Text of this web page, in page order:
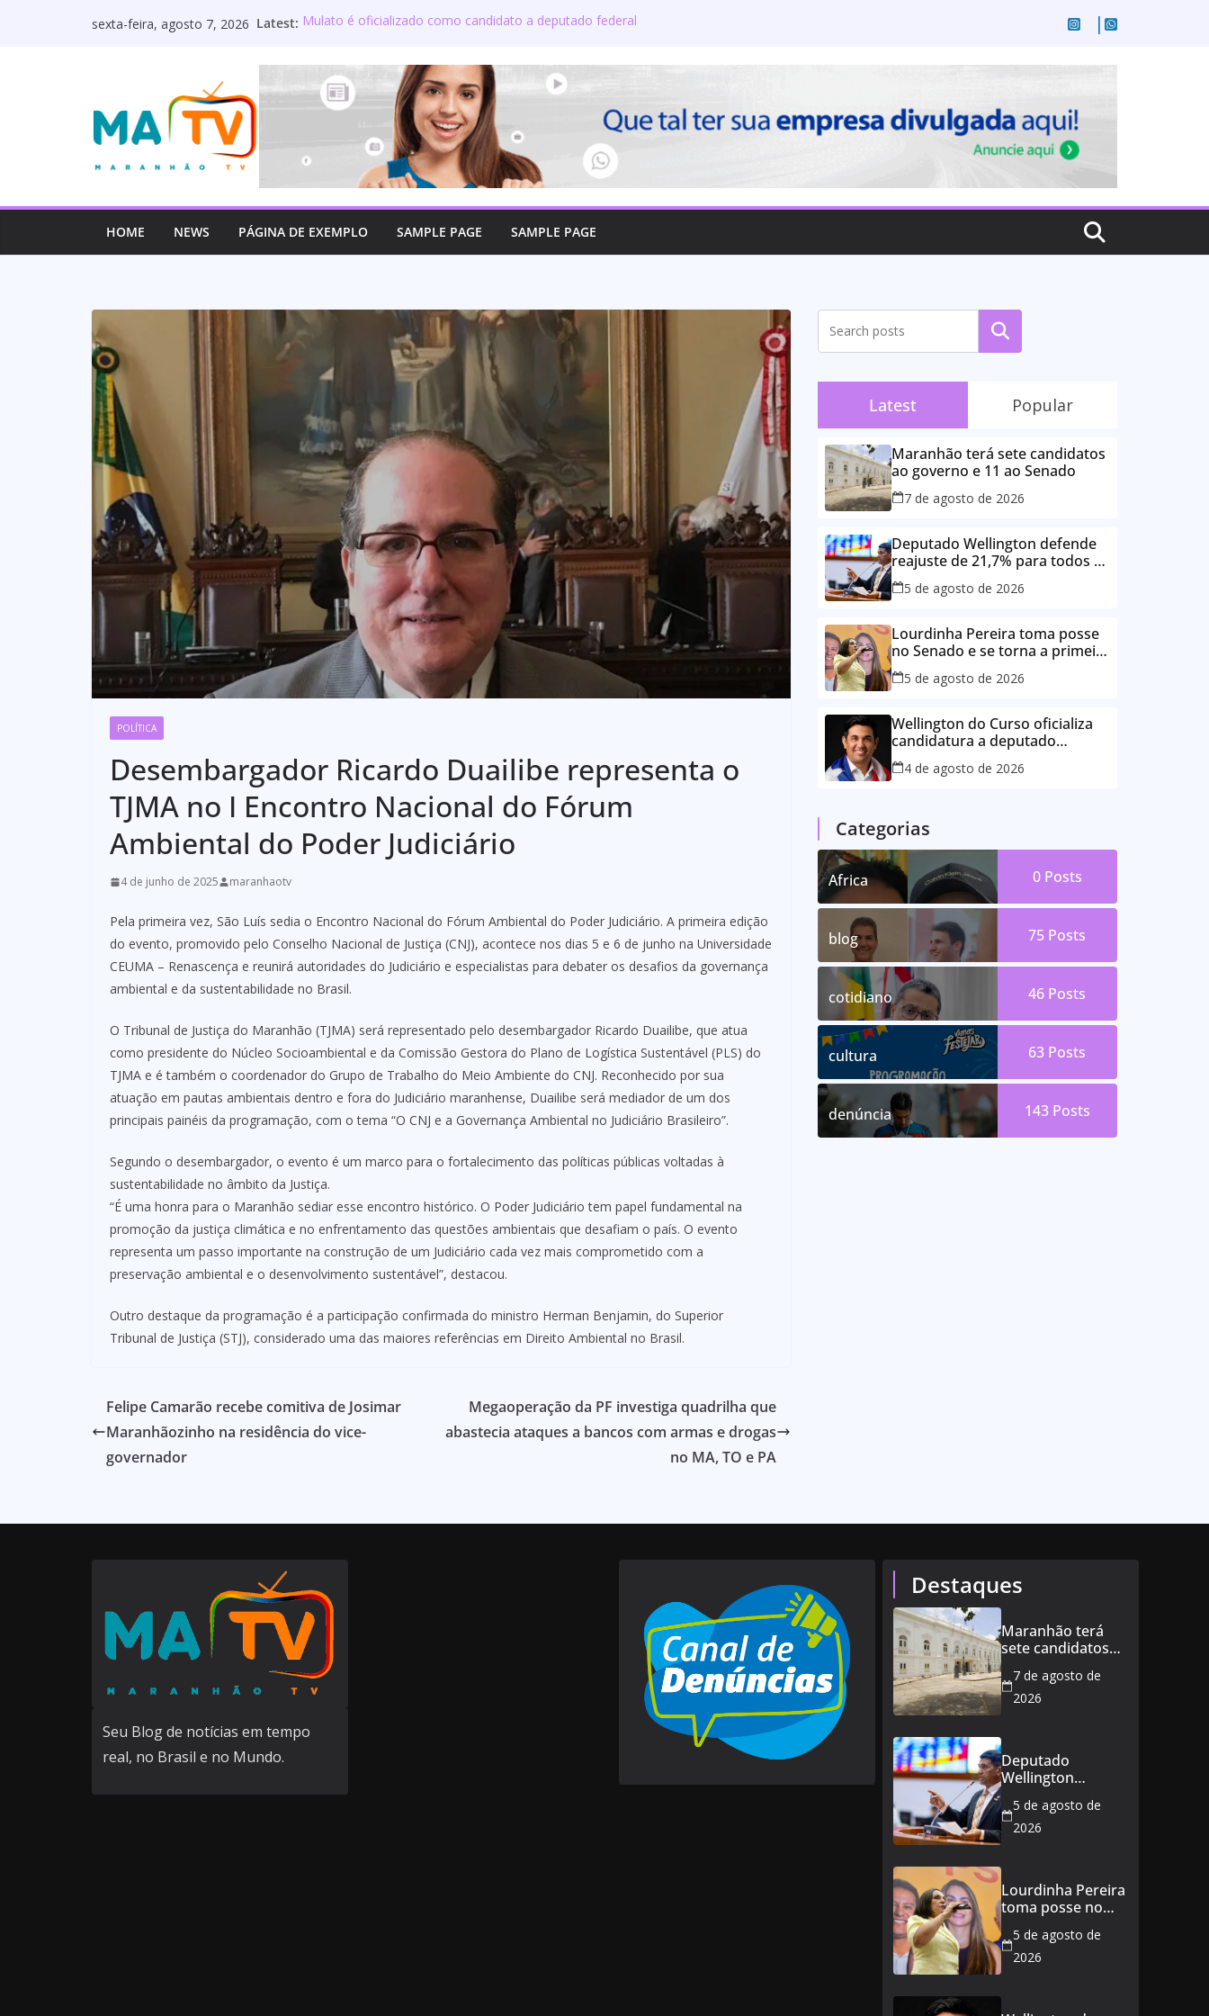
sexta-feira, agosto 7, 2026 Latest: Mulato é oficializado como candidato a deputado federal
os servidores públicos e aposentados do Maranhão
Lourdinha Pereira toma posse no Senado e se torna a
primeira senadora de Coroatá
Wellington do Curso oficializa candidatura a deputado
estadual e reafirma compromisso com o povo do Maranhão
HOME NEWS PÁGINA DE EXEMPLO SAMPLE PAGE SAMPLE PAGE
POLÍTICA
Desembargador Ricardo Duailibe representa o
TJMA no I Encontro Nacional do Fórum
Ambiental do Poder Judiciário
4 de junho de 2025 maranhaotv
Pela primeira vez, São Luís sedia o Encontro Nacional do Fórum Ambiental do Poder Judiciário. A primeira edição
do evento, promovido pelo Conselho Nacional de Justiça (CNJ), acontece nos dias 5 e 6 de junho na Universidade
CEUMA – Renascença e reunirá autoridades do Judiciário e especialistas para debater os desafios da governança
ambiental e da sustentabilidade no Brasil.
O Tribunal de Justiça do Maranhão (TJMA) será representado pelo desembargador Ricardo Duailibe, que atua
como presidente do Núcleo Socioambiental e da Comissão Gestora do Plano de Logística Sustentável (PLS) do
TJMA e é também o coordenador do Grupo de Trabalho do Meio Ambiente do CNJ. Reconhecido por sua
atuação em pautas ambientais dentro e fora do Judiciário maranhense, Duailibe será mediador de um dos
principais painéis da programação, com o tema “O CNJ e a Governança Ambiental no Judiciário Brasileiro”.
Segundo o desembargador, o evento é um marco para o fortalecimento das políticas públicas voltadas à
sustentabilidade no âmbito da Justiça.
“É uma honra para o Maranhão sediar esse encontro histórico. O Poder Judiciário tem papel fundamental na
promoção da justiça climática e no enfrentamento das questões ambientais que desafiam o país. O evento
representa um passo importante na construção de um Judiciário cada vez mais comprometido com a
preservação ambiental e o desenvolvimento sustentável”, destacou.
Outro destaque da programação é a participação confirmada do ministro Herman Benjamin, do Superior
Tribunal de Justiça (STJ), considerado uma das maiores referências em Direito Ambiental no Brasil.
Felipe Camarão recebe comitiva de Josimar
Maranhãozinho na residência do vice-
governador
Megaoperação da PF investiga quadrilha que
abastecia ataques a bancos com armas e drogas
no MA, TO e PA
Pesquisar
Latest Popular
Maranhão terá sete candidatos
ao governo e 11 ao Senado
7 de agosto de 2026
Deputado Wellington defende
reajuste de 21,7% para todos os
servidores públicos e
aposentados do Maranhão
5 de agosto de 2026
Lourdinha Pereira toma posse
no Senado e se torna a primeira
senadora de Coroatá
5 de agosto de 2026
Wellington do Curso oficializa
candidatura a deputado
estadual e reafirma
compromisso com o povo do
4 de agosto de 2026
Categorias
Africa 0 Posts
blog 75 Posts
cotidiano 46 Posts
cultura 63 Posts
denúncia 143 Posts
Seu Blog de notícias em tempo
real, no Brasil e no Mundo.
Destaques
Maranhão terá
sete candidatos
ao Senado
7 de agosto de
2026
Deputado
Wellington
de 21,7% para
todos os
aposentados do
Maranhão
5 de agosto de
2026
Lourdinha Pereira
toma posse no
a primeira
senadora de
5 de agosto de
2026